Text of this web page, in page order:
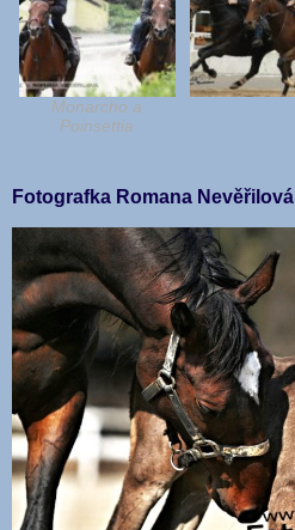
Monarcho a
Poinsettia
Fotografka Romana Nevěřilová